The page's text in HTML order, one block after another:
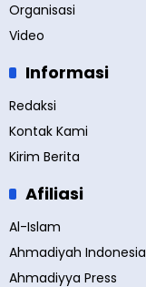
Organisasi
Video
Informasi
Redaksi
Kontak Kami
Kirim Berita
Afiliasi
Al-Islam
Ahmadiyah Indonesia
Ahmadiyya Press